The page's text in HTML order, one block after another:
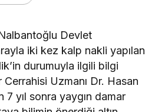
Devlet
iki kez kalp nakli yapılan
durumuyla ilgili bilgi
Uzmanı Dr. Hasan
7 yıl sonra yaygın damar